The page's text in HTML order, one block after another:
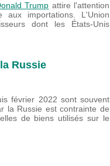
Trump attire l'attention
importations. L'Union
dont les États-Unis
Russie
février 2022 sont souvent
la Russie est contrainte de
de biens utilisés sur le